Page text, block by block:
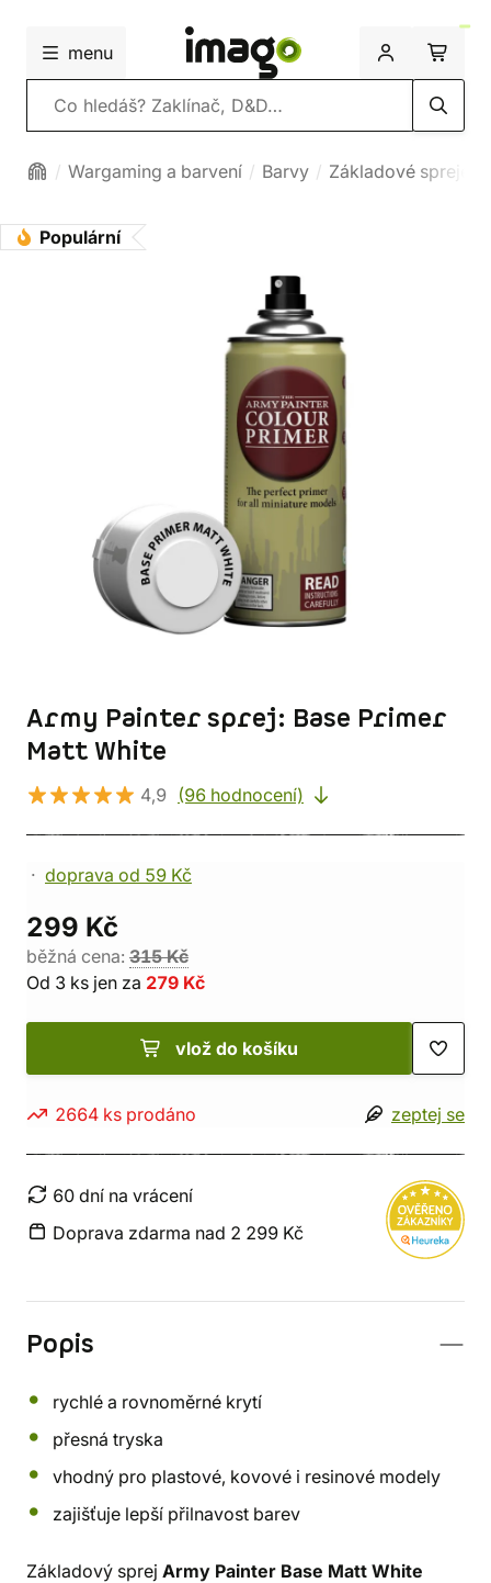
menu
Vyhledávání
Wargaming a barvení Barvy Základové spreje
Populární
Army Painter sprej: Base Primer
Matt White
4,9 (96 hodnocení)
doprava od 59 Kč
299 Kč
běžná cena: 315 Kč
Od 3 ks jen za 279 Kč
vlož do košíku
2664 ks prodáno zeptej se
60 dní na vrácení
Doprava zdarma nad 2 299 Kč
Popis
rychlé a rovnoměrné krytí
přesná tryska
vhodný pro plastové, kovové i resinové modely
zajišťuje lepší přilnavost barev
Základový sprej Army Painter Base Matt White